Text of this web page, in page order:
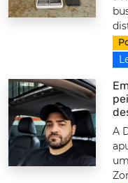
A